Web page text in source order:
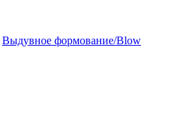
Выдувное формование/Blow